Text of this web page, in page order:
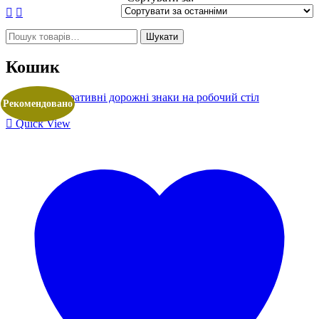
Шукати: Шукати
Кошик
Quick View
Рекомендовано